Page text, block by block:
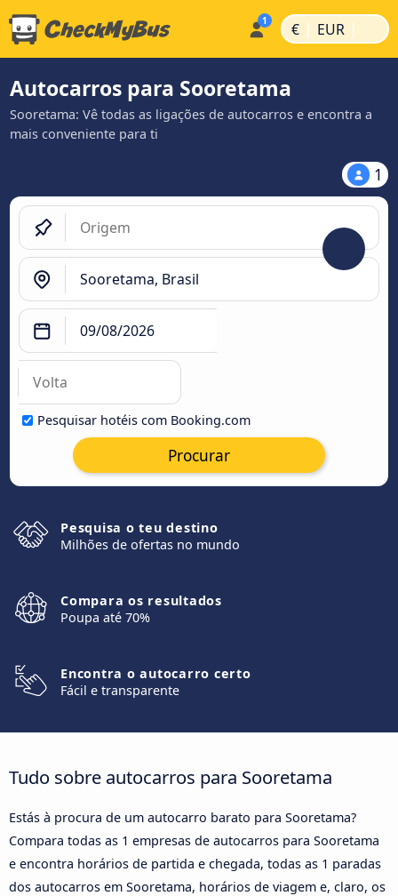
€ | EUR |
Autocarros para Sooretama
Sooretama: Vê todas as ligações de autocarros e encontra a
mais conveniente para ti
1
Pesquisar hotéis com Booking.com
Procurar
Pesquisa o teu destino
Milhões de ofertas no mundo
Compara os resultados
Poupa até 70%
Encontra o autocarro certo
Fácil e transparente
Tudo sobre autocarros para Sooretama
Estás à procura de um autocarro barato para Sooretama?
Compara todas as 1 empresas de autocarros para Sooretama
e encontra horários de partida e chegada, todas as 1 paradas
dos autocarros em Sooretama, horários de viagem e, claro, os